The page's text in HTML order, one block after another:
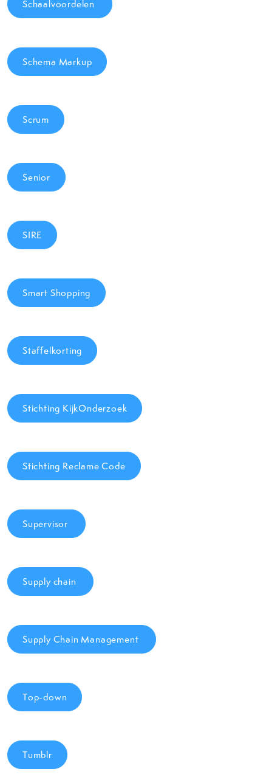
Schaalvoordelen
Schema Markup
Scrum
Senior
SIRE
Smart Shopping
Staffelkorting
Stichting KijkOnderzoek
Stichting Reclame Code
Supervisor
Supply chain
Supply Chain Management
Top-down
Tumblr